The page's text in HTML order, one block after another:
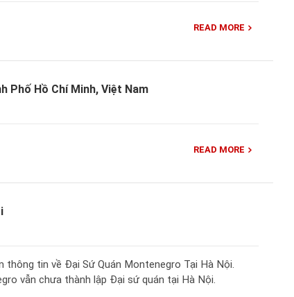
READ MORE
Phố Hồ Chí Minh, Việt Nam
READ MORE
tin về Đại Sứ Quán Montenegro Tại Hà Nội.
vẫn chưa thành lập Đại sứ quán tại Hà Nội.